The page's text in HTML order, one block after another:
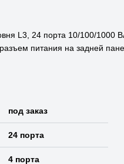
L3, 24 порта 10/100/1000
питания на задней
под заказ
24 порта
4 порта